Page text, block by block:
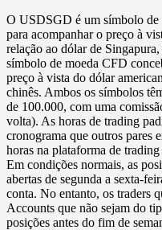
O USDSGD é um símbolo
para acompanhar o preço à
relação ao dólar de
símbolo de moeda CFD
preço à vista do dólar
chinês. Ambos os símbolos
de 100.000, com uma
volta). As horas de trading
cronograma que outros pares
horas na plataforma de
Em condições normais, as
abertas de segunda a sexta-
conta. No entanto, os traders
Accounts que não sejam do
posições antes do fim de